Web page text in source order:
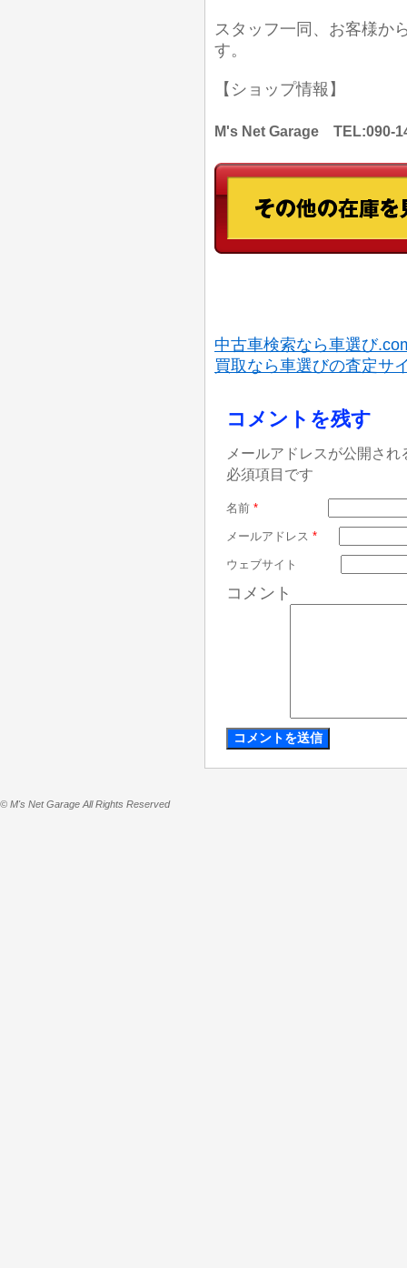
スタッフ一同、お客様か
す。
【ショップ情報】
M's Net Garage TEL:090-
中古車検索なら車選び
買取なら車選びの査定サ
コメントを残す
メールアドレスが公開さ
必須項目です
名前 *
メールアドレス *
ウェブサイト
コメント
© M's Net Garage All Rights Reserved